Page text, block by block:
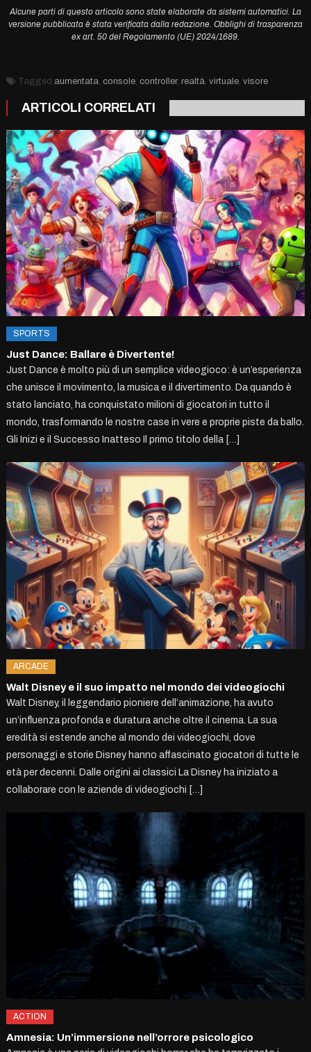
Alcune parti di questo articolo sono state elaborate da sistemi automatici. La
versione pubblicata è stata verificata dalla redazione. Obblighi di trasparenza
ex art. 50 del Regolamento (UE) 2024/1689.
Tagged aumentata console, controller, realtà virtuale, visore
ARTICOLI CORRELATI
SPORTS
Just Dance: Ballare è Divertente!
Just Dance è molto più di un semplice videogioco: è un’esperienza
che unisce il movimento, la musica e il divertimento. Da quando è
stato lanciato, ha conquistato milioni di giocatori in tutto il
mondo, trasformando le nostre case in vere e proprie piste da ballo.
Gli Inizi e il Successo Inatteso Il primo titolo della […]
ARCADE
Walt Disney e il suo impatto nel mondo dei videogiochi
Walt Disney, il leggendario pioniere dell’animazione, ha avuto
un’influenza profonda e duratura anche oltre il cinema. La sua
eredità si estende anche al mondo dei videogiochi, dove
personaggi e storie Disney hanno affascinato giocatori di tutte le
età per decenni. Dalle origini ai classici La Disney ha iniziato a
collaborare con le aziende di videogiochi […]
ACTION
Amnesia: Un’immersione nell’orrore psicologico